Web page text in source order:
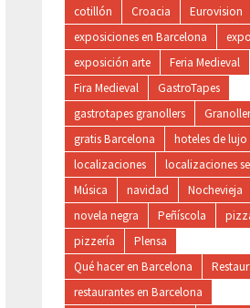
cotillón
Croacia
Eurovision
exposiciones en Barcelona
exposición arte
Feria Medieval
Fira Medieval
GastroTapes
gastrotapes granollers
gratis Barcelona
hoteles de lujo
localizaciones
localizaciones
Música
navidad
Nochevieja
novela negra
Peñíscola
pizzería
Plensa
Qué hacer en Barcelona
restaurantes en Barcelona